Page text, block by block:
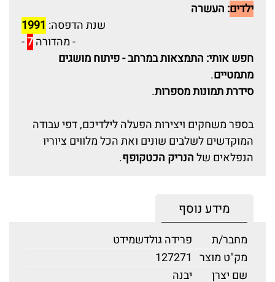
ילדים: העשרה
שנת הדפסה: 1991
- מהדורה7
-
חפש אותי: התמצאות במרחב - פיתוח מושגים
מתמטיים.
סידרת תמונות מספרות.
בספר משחקים ויצירות הפעלה לילדיכם, דפי עבודה
המוקדשים לשלבים שונים ואת הכל מלווים ציוריו
הנפלאים שלהנריק הכטקופף.
מידע נוסף
מחבר/ת
פרידה גולדשמידט
מק"ט מוצר 127271
שם יצרן
יבנה